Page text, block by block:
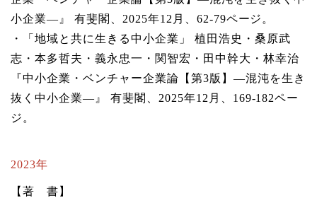
小企業―』 有斐閣、2025年12月、62-79ページ。
・「地域と共に生きる中小企業」 植田浩史・桑原武
志・本多哲夫・義永忠一・関智宏・田中幹大・林幸治
『中小企業・ベンチャー企業論【第3版】―混沌を生き
抜く中小企業―』 有斐閣、2025年12月、169-182ペー
ジ 。
2023年
【著 書】